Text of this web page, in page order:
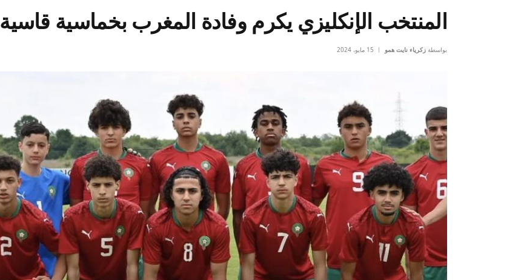
المنتخب الإنكليزي يكرم وفادة المغرب بخماسية قاسية
بواسطة زكرياء نايت همو 15 مايو، 2024